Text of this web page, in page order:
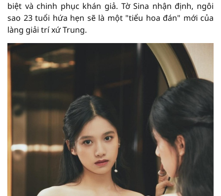
biệt và chinh phục khán giả. Tờ Sina nhận định, ngôi
sao 23 tuổi hứa hẹn sẽ là một "tiểu hoa đán" mới của
làng giải trí xứ Trung.